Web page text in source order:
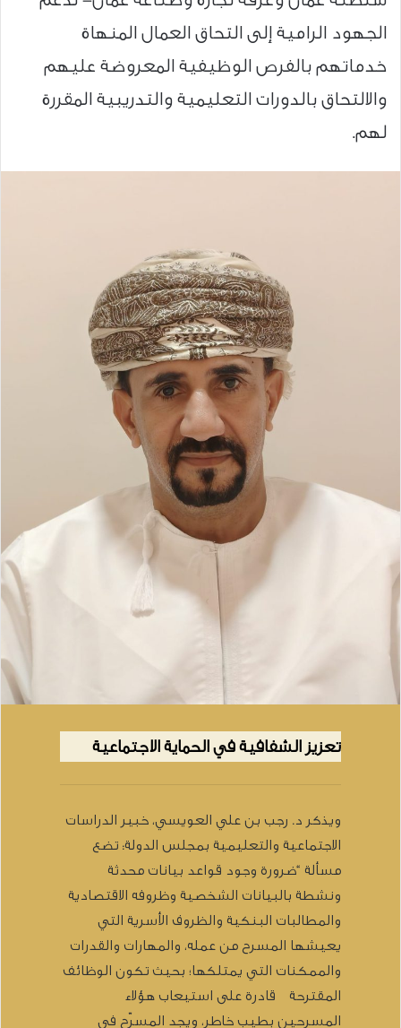
الجهود الرامية إلى التحاق العمال المنهاة
خدماتهم بالفرص الوظيفية المعروضة عليهم
والالتحاق بالدورات التعليمية والتدريبية المقررة
لهم.
تعزيز الشفافية في الحماية الاجتماعية
ويذكر د. رجب بن علي العويسي، خبير الدراسات
الاجتماعية والتعليمية بمجلس الدولة: تضع
مسألة “ضرورة وجود قواعد بيانات محدثة
ونشطة بالبيانات الشخصية وظروفه الاقتصادية
والمطالبات البنكية والظروف الأسرية التي
يعيشها المسرح من عمله، والمهارات والقدرات
والممكنات التي يمتلكها؛ بحيث تكون الوظائف
المقترحة قادرة على استيعاب هؤلاء
المسرحين بطيب خاطر، ويجد المسرّح في